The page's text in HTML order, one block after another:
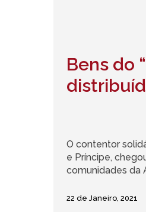
Bens do
O contentor
e Príncipe,
comunidades da
22 de Janeiro, 2021